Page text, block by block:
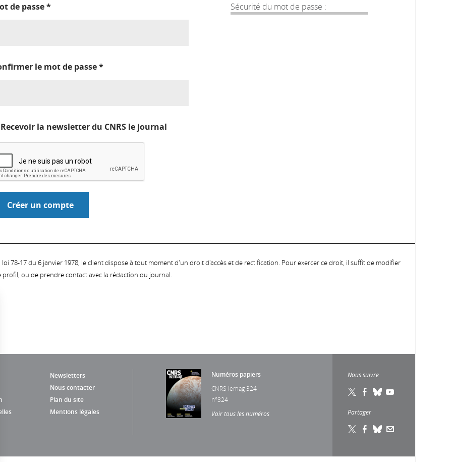
Sécurité du mot de passe :
de passe*
le mot de passe*
Recevoir la newsletter du CNRS le journal
78-17 du 6 janvier 1978, le client dispose à tout moment d'un droit d'accès et de rectification. Pour exercer ce droit, il suffit de modifier
ou de prendre contact avec la rédaction du journal.
Newsletters
Nous contacter
Plan du site
Mentions légales
Numéros papiers
CNRS lemag 324
n°324
Voir tous les numéros
Nous suivre
Partager